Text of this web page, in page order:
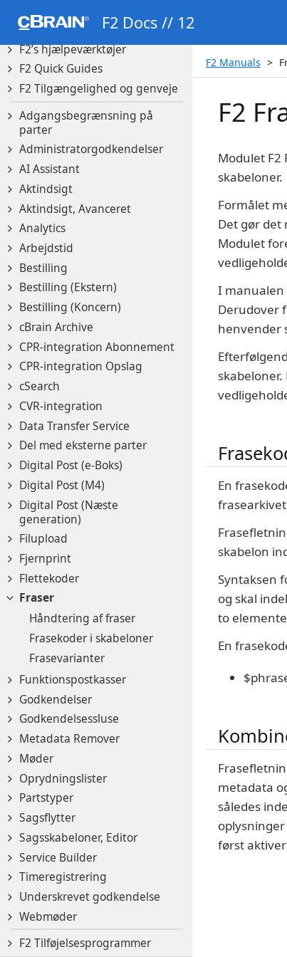
F2 Docs // 12
F2 Messenger
F2’s hjælpeværktøjer
F2 Quick Guides
F2 Tilgængelighed og genveje
Adgangsbegrænsning på
parter
Administratorgodkendelser
AI Assistant
Aktindsigt
Aktindsigt, Avanceret
Analytics
Arbejdstid
Bestilling
Bestilling (Ekstern)
Bestilling (Koncern)
cBrain Archive
CPR-integration Abonnement
CPR-integration Opslag
cSearch
CVR-integration
Data Transfer Service
Del med eksterne parter
Digital Post (e-Boks)
Digital Post (M4)
Digital Post (Næste
generation)
Filupload
Fjernprint
Flettekoder
Fraser
Håndtering af fraser
Frasekoder i skabeloner
Frasevarianter
Funktionspostkasser
Godkendelser
Godkendelsessluse
Metadata Remover
Møder
Oprydningslister
Partstyper
Sagsflytter
Sagsskabeloner, Editor
Service Builder
Timeregistrering
Underskrevet godkendelse
Webmøder
F2 Tilføjelsesprogrammer
F2 Manuals
F2
Modulet F2
skabeloner.
Formålet
Det gør
Modulet
I manualen
Derudover
henvender
En
skabelon
Syntaksen
og skal
to
En
metadata
således
først